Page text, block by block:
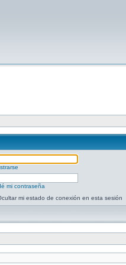
mi contraseña
mi estado de conexión en esta sesión